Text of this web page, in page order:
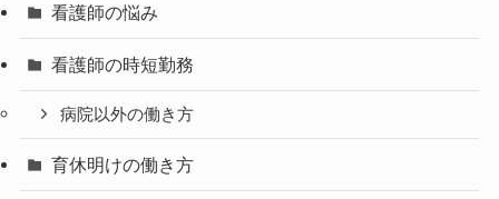
看護師の悩み
看護師の時短勤務
病院以外の働き方
育休明けの働き方